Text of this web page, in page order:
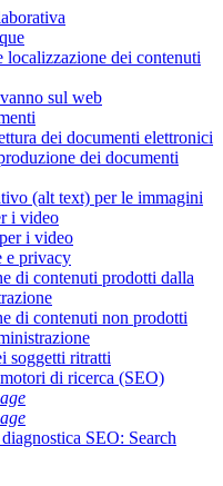
localizzazione dei contenuti
sul web
dei documenti elettronici
dei documenti
(alt text) per le immagini
i video
i video
e privacy
di contenuti prodotti dalla
di contenuti non prodotti
soggetti ritratti
di ricerca (SEO)
SEO: Search